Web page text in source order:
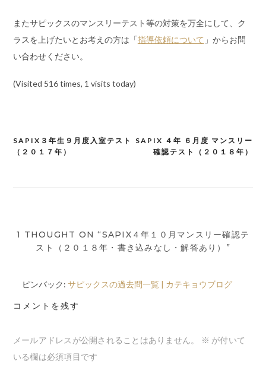
またサピックスのマンスリーテスト等の対策を万全にして、ク
ラスを上げたいとお考えの方は「指導依頼について 」からお問
い合わせください。
(Visited 516 times, 1 visits today)
投
ョ
ン
SAPIX ４年 ６月度 マンスリー
確認テスト（２０１８年）
SAPIX３年生９月度入室テスト
（２０１７年）
1 THOUGHT ON “SAPIX４年１０月マンスリー確認テ
スト（２０１８年・書き込みなし・解答あり）”
ピンバック: サピックスの過去問一覧 | カテキョウブログ
コメントを残す
メールアドレスが公開されることはありません。 ※ が付いて
いる欄は必須項目です